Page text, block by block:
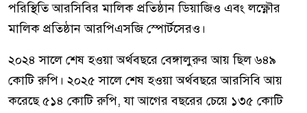
পরিস্থিতি আরসিবির মালিক প্রতিষ্ঠান ডিয়াজিও এবং লক্ষ্ণৌর
মালিক প্রতিষ্ঠান আরপিএসজি স্পোর্টসেরও।
২০২৪ সালে শেষ হওয়া অর্থবছরে বেঙ্গালুরুর আয় ছিল ৬৪৯
কোটি রুপি। ২০২৫ সালে শেষ হওয়া অর্থবছরে আরসিবি আয়
করেছে ৫১৪ কোটি রুপি, যা আগের বছরের চেয়ে ১৩৫ কোটি